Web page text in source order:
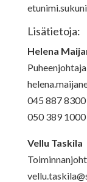
Lisätietoja:
Helena
045 887
050 389
Vellu Taskila